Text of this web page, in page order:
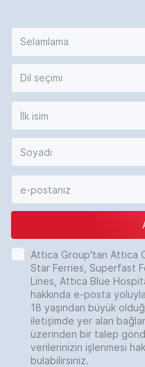
Selamlama
Dil seçimi
Attica Group'tan Attica
Star Ferries, Superfast
Lines, Attica Blue
hakkında e-posta
18 yaşından büyük
iletişimde yer alan
üzerinden bir talep
verilerinizin işlenmesi
bulabilirsiniz.